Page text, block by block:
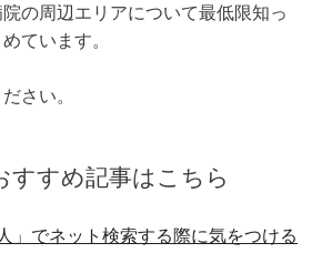
の周辺エリアについて最低限知っ
ています。
さい。
すすめ記事はこちら
」でネット検索する際に気をつける